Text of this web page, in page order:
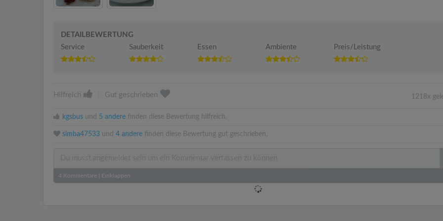
DETAILBEWERTUNG
Service
Sauberkeit Essen Ambiente Preis/Leistung
Hilfreich Gut geschrieben 1218x
kgsbus und 5 andere finden diese Bewertung hilfreich.
simba47533 und 4 andere finden diese Bewertung gut geschrieben.
4 Kommentare Einklappen